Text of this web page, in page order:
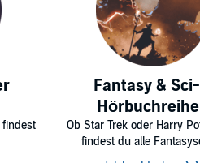
findest
Fantasy &
Ob Star Trek oder Harry
findest du alle